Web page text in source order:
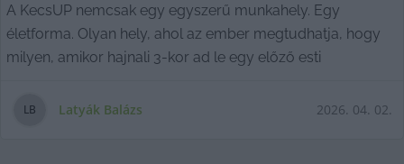
A KecsUP nemcsak egy egyszerű munkahely. Egy
életforma. Olyan hely, ahol az ember megtudhatja, hogy
milyen, amikor hajnali 3-kor ad le egy előző esti
LB Latyák Balázs 2026. 04. 02.